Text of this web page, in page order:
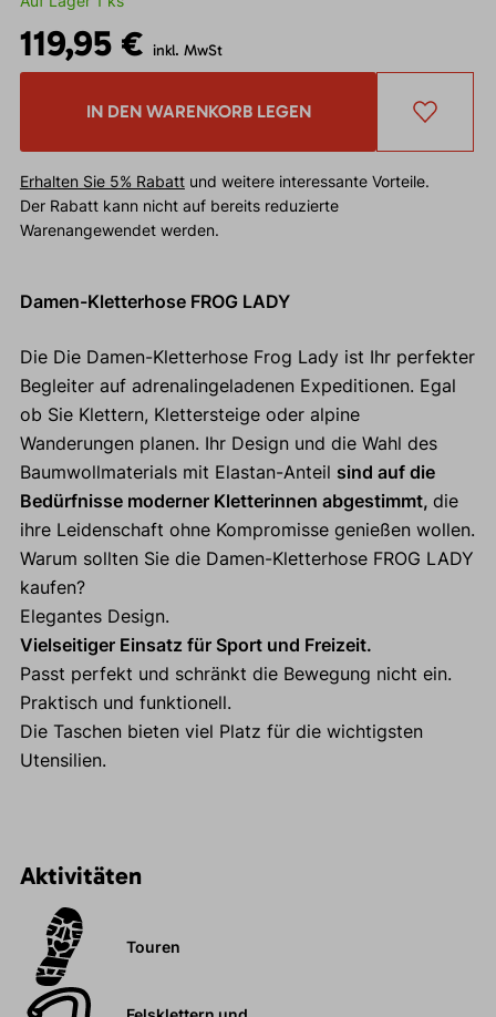
119,95 € inkl. MwSt
IN DEN WARENKORB LEGEN
Erhalten Sie 5% Rabattund weitere interessante Vorteile.
Der Rabatt kann nicht auf bereits reduzierte
Warenangewendet werden.
Damen-Kletterhose FROG LADY
Die Die Damen-Kletterhose Frog Lady ist Ihr perfekter
Begleiter auf adrenalingeladenen Expeditionen. Egal
ob Sie Klettern, Klettersteige oder alpine
Wanderungen planen. Ihr Design und die Wahl des
Baumwollmaterials mit Elastan-Anteil sind auf die
Bedürfnisse moderner Kletterinnen abgestimmt, die
ihre Leidenschaft ohne Kompromisse genießen wollen.
Warum sollten Sie die Damen-Kletterhose FROG LADY
kaufen?
Elegantes Design.
Vielseitiger Einsatz für Sport und Freizeit.
Passt perfekt und schränkt die Bewegung nicht ein.
Praktisch und funktionell.
Die Taschen bieten viel Platz für die wichtigsten
Utensilien.
Aktivitäten
Touren